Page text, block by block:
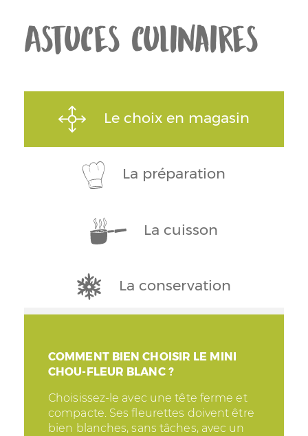
Astuces culinaires
Le choix en magasin
La préparation
La cuisson
La conservation
COMMENT BIEN CHOISIR LE MINI
CHOU-FLEUR BLANC ?
Choisissez-le avec une tête ferme et
compacte. Ses fleurettes doivent être
bien blanches, sans tâches, avec un